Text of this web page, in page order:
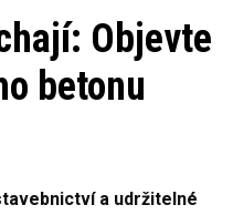
Objevte
betonu
a udržitelné